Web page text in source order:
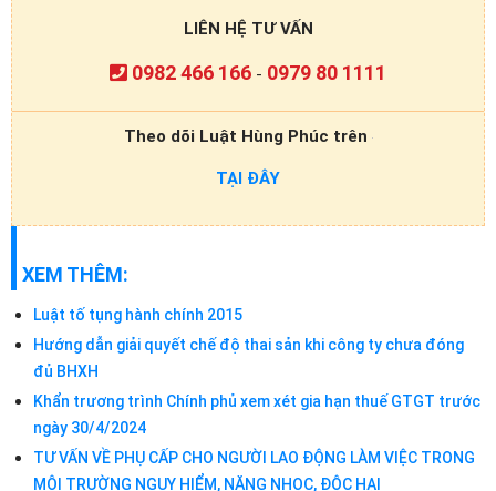
LIÊN HỆ TƯ VẤN
0982 466 166 - 0979 80 1111
Theo dõi Luật Hùng Phúc trên
TẠI ĐÂY
XEM THÊM:
Luật tố tụng hành chính 2015
Hướng dẫn giải quyết chế độ thai sản khi công ty chưa đóng
đủ BHXH
Khẩn trương trình Chính phủ xem xét gia hạn thuế GTGT trước
ngày 30/4/2024
TƯ VẤN VỀ PHỤ CẤP CHO NGƯỜI LAO ĐỘNG LÀM VIỆC TRONG
MÔI TRƯỜNG NGUY HIỂM, NẶNG NHỌC, ĐỘC HẠI